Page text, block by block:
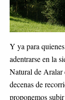
Y ya para
adentrarse en la
Natural de Aralar
decenas de
proponemos